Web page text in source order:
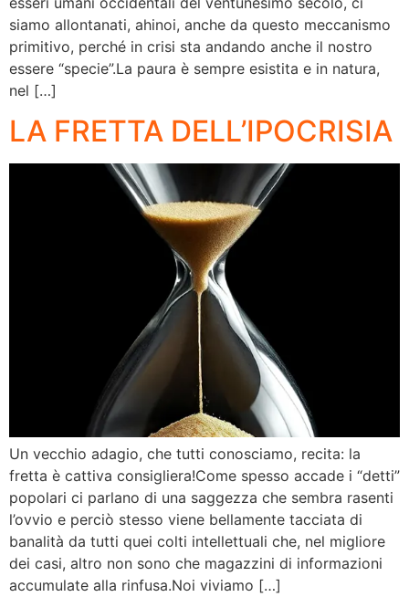
siamo allontanati, ahinoi, anche da questo meccanismo
primitivo, perché in crisi sta andando anche il nostro
essere “specie”.La paura è sempre esistita e in natura,
nel […]
LA FRETTA DELL’IPOCRISIA
Un vecchio adagio, che tutti conosciamo, recita: la
fretta è cattiva consigliera!Come spesso accade i “detti”
popolari ci parlano di una saggezza che sembra rasenti
l’ovvio e perciò stesso viene bellamente tacciata di
banalità da tutti quei colti intellettuali che, nel migliore
dei casi, altro non sono che magazzini di informazioni
accumulate alla rinfusa.Noi viviamo […]